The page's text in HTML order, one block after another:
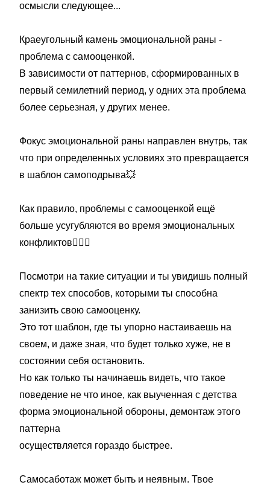
осмысли следующее...
Краеугольный камень эмоциональной раны -
проблема с самооценкой.
В зависимо­сти от паттернов, сформированных в
первый семилетний период, у одних эта проблема
более серьезная, у других менее.
Фокус эмоциональной раны направлен внутрь, так
что при определенных условиях это превращается
в шаблон самоподрыва💥
Как правило, проблемы с самооценкой ещё
больше усугубляются во время эмоциональных
конфликтов🙅🏼‍♀
Посмотри на такие ситуации и ты увидишь полный
спектр тех способов, которыми ты способна
занизить свою самооцен­ку.
Это тот шаблон, где ты упорно настаиваешь на
своем, и даже зная, что будет только хуже, не в
состоянии себя остановить.
Но как только ты начинаешь видеть, что такое
поведение не что иное, как выученная с детства
форма эмоциональной обороны, демонтаж этого
паттерна
осу­ществляется гораздо быстрее.
Самосаботаж может быть и неявным. Твое